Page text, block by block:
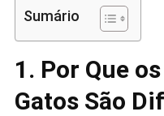
Sumário
1. Por Que
Gatos São